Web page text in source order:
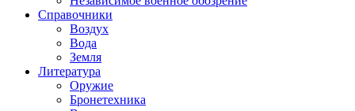
Справочники
Воздух
Вода
Земля
Литература
Оружие
Бронетехника